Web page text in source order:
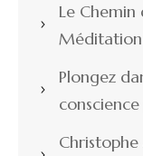
Le Chemin
Plongez